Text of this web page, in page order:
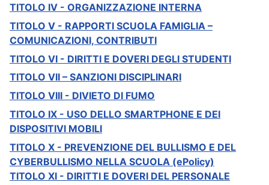
TITOLO IV - ORGANIZZAZIONE INTERNA
TITOLO V - RAPPORTI SCUOLA FAMIGLIA –
COMUNICAZIONI, CONTRIBUTI
TITOLO VI - DIRITTI E DOVERI DEGLI STUDENTI
TITOLO VII – SANZIONI DISCIPLINARI
TITOLO VIII - DIVIETO DI FUMO
TITOLO IX - USO DELLO SMARTPHONE E DEI
DISPOSITIVI MOBILI
TITOLO X - PREVENZIONE DEL BULLISMO E DEL
CYBERBULLISMO NELLA SCUOLA (ePolicy)
TITOLO XI - DIRITTI E DOVERI DEL PERSONALE